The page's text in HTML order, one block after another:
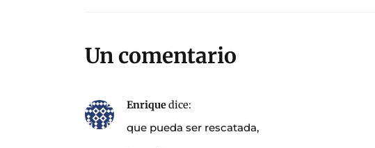
Un comentario
Enriquedice:
que pueda ser rescatada,